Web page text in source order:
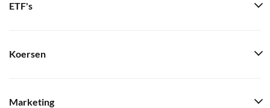
ETF's
Koersen
Marketing